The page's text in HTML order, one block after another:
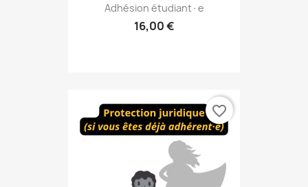
Adhésion étudiant·e
16,00 €
favorite_border